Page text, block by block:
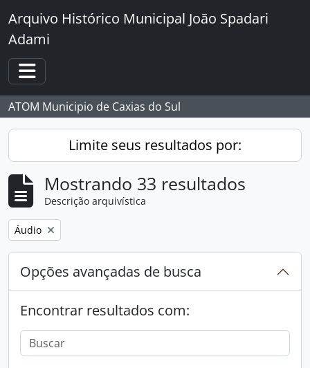
Skip to main content
Arquivo Histórico Municipal João Spadari
Adami
Toggle navigation
ATOM Municipio de Caxias do Sul
Limite seus resultados por:
Mostrando 33 resultados
Descrição arquivística
Remover filtro:
Áudio
Opções avançadas de busca
Encontrar resultados com: